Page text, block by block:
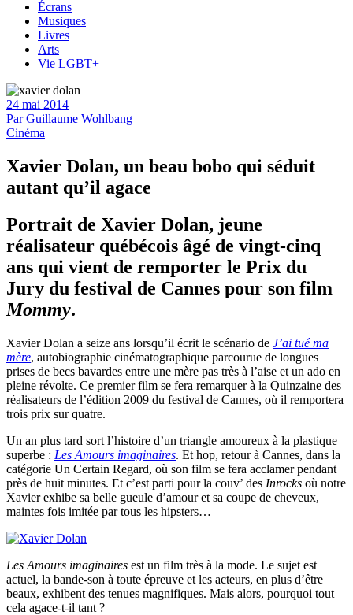
Écrans
Musiques
Livres
Arts
Vie LGBT+
24 mai 2014
ParGuillaume Wohlbang
Cinéma
Xavier Dolan, un beau bobo qui séduit
autant qu’il agace
Portrait de Xavier Dolan, jeune
réalisateur québécois âgé de vingt-cinq
ans qui vient de remporter le Prix du
Jury du festival de Cannes pour son film
Mommy.
Xavier Dolan a seize ans lorsqu’il écrit le scénario de J’ai tué ma
mère, autobiographie cinématographique parcourue de longues
prises de becs bavardes entre une mère pas très à l’aise et un ado en
pleine révolte. Ce premier film se fera remarquer à la Quinzaine des
réalisateurs de l’édition 2009 du festival de Cannes, où il remportera
trois prix sur quatre.
Un an plus tard sort l’histoire d’un triangle amoureux à la plastique
superbe : Les Amours imaginaires. Et hop, retour à Cannes, dans la
catégorie Un Certain Regard, où son film se fera acclamer pendant
près de huit minutes. Et c’est parti pour la couv’ des Inrocks où notre
Xavier exhibe sa belle gueule d’amour et sa coupe de cheveux,
maintes fois imitée par tous les hipsters…
Les Amours imaginaires est un film très à la mode. Le sujet est
actuel, la bande-son à toute épreuve et les acteurs, en plus d’être
beaux, exhibent des tenues magnifiques. Mais alors, pourquoi tout
cela agace-t-il tant ?